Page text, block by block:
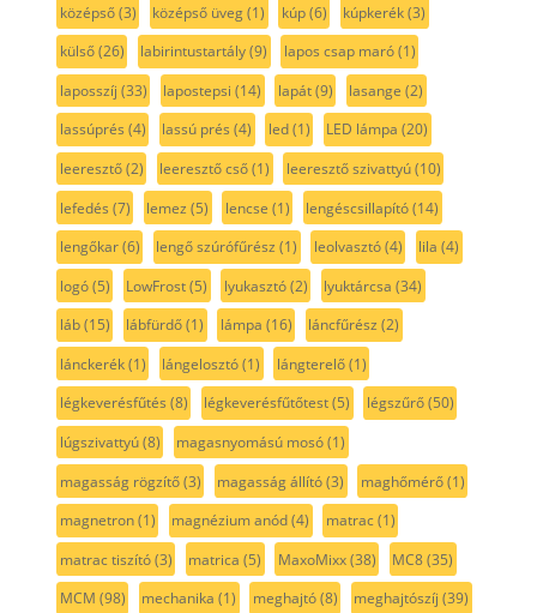
középső(3) középső üveg(1) kúp(6) kúpkerék(3)
külső(26) labirintustartály(9) lapos csap maró(1)
laposszíj (33) lapostepsi (14) lapát(9) lasange (2)
lassúprés (4) lassú prés (4) led(1) LED lámpa (20)
leeresztő(2) leeresztő cső(1) leeresztő szivattyú(10)
lefedés (7) lemez (5) lencse (1) lengéscsillapító(14)
lengőkar(6) lengő szúrófűrész (1) leolvasztó(4) lila (4)
logó(5) LowFrost(5) lyukasztó(2) lyuktárcsa (34)
láb(15) lábfürdő(1) lámpa (16) láncfűrész (2)
lánckerék(1) lángelosztó(1) lángterelő(1)
légkeverésfűtés (8) légkeverésfűtőtest(5) légszűrő(50)
lúgszivattyú(8) magasnyomású mosó(1)
magasság rögzítő(3) magasság állító(3) maghőmérő(1)
magnetron(1) magnézium anód(4) matrac(1)
matrac tiszító(3) matrica (5) MaxoMixx(38) MC8(35)
MCM (98) mechanika (1) meghajtó(8) meghajtószíj (39)